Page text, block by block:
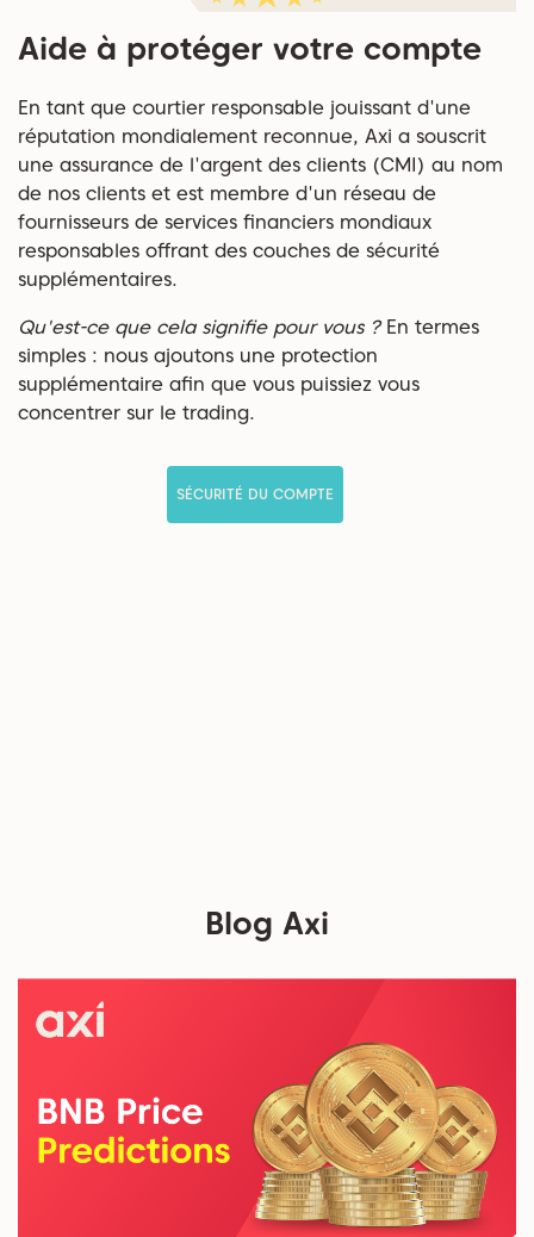
Aide à protéger votre compte
En tant que courtier responsable jouissant d'une
réputation mondialement reconnue, Axi a souscrit
une assurance de l'argent des clients (CMI) au nom
de nos clients et est membre d'un réseau de
fournisseurs de services financiers mondiaux
responsables offrant des couches de sécurité
supplémentaires.
Qu'est-ce que cela signifie pour vous ?En termes
simples : nous ajoutons une protection
supplémentaire afin que vous puissiez vous
concentrer sur le trading.
SÉCURITÉ DU COMPTE
Blog Axi